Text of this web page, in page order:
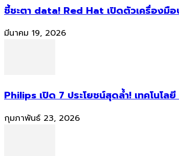
ชี้ชะตา data! Red Hat เปิดตัวเครื่องมือ
มีนาคม 19, 2026
Philips เปิด 7 ประโยชน์สุดล้ำ! เทคโนโ
กุมภาพันธ์ 23, 2026